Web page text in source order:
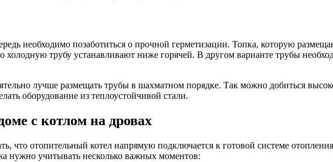
необходимо позаботиться о прочной герметизации. Топка, которую
холодную трубу устанавливают ниже горячей. В другом варианте трубы
лучше размещать трубы в шахматном порядке. Так можно добиться
оборудование из теплоустойчивой стали.
с котлом на дровах
что отопительный котел напрямую подключается к готовой системе
нужно учитывать несколько важных моментов: